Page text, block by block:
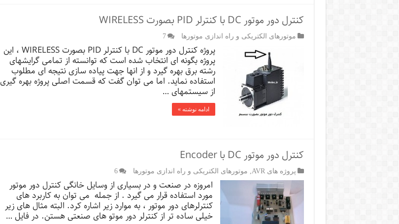
کنترل دور موتور DC با کنترلر PID بصورت WIRELESS
موتورهای الکتریکی و راه اندازی موتورها 7
پروژه کنترل دور موتور DC با کنترلر PID بصورت WIRELESS ، این
پروژه بگونه ای انتخاب شده است که توانسته از تمامی گرایشهای
رشته برق بهره گیرد و از انها جهت پیاده سازی نتیجه ای مطلوب
استفاده نماید. اما می توان گفت که قسمت اصلی پروژه بهره گیری
از سیستمهای …
ادامه نوشته »
کنترل دور موتور DC با Encoder
پروژه های AVR موتورهای الکتریکی و راه اندازی موتورها 6
امروزه در صنعت و در بسیاری از وسایل خانگی کنترل دور موتور
مورد استفاده قرار می گیرد . از جمله می توان به کاربرد های
کنترلرهای دور موتور ، به موارد زیر اشاره کرد. البته مثال های زیر
خیلی ساده تر از کنترلر دور موتو های صنعتی هستن. در فایل …